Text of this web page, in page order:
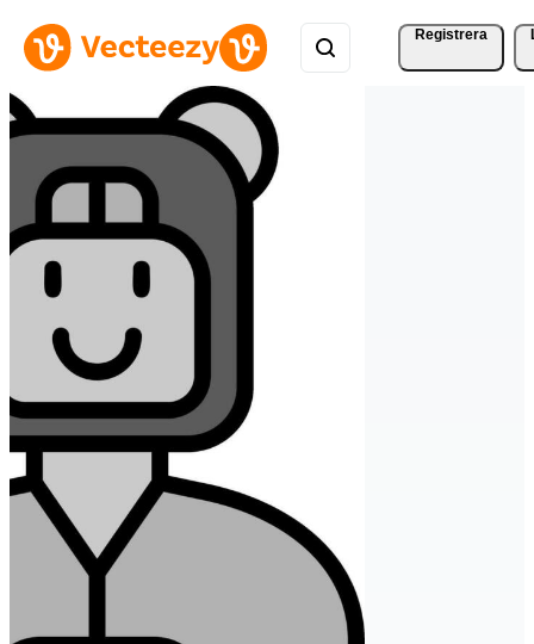
Registrera